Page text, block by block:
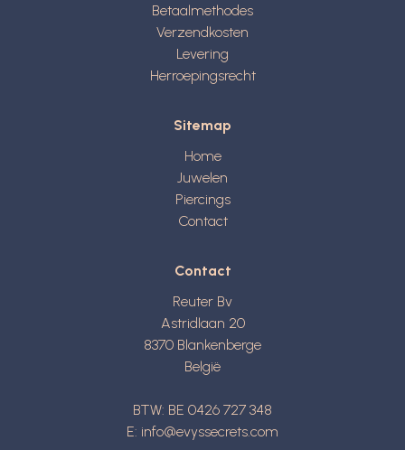
Betaalmethodes
Verzendkosten
Levering
Herroepingsrecht
Sitemap
Home
Juwelen
Piercings
Contact
Contact
Reuter Bv
Astridlaan 20
8370 Blankenberge
België
BTW: BE 0426 727 348
E: info@evyssecrets.com